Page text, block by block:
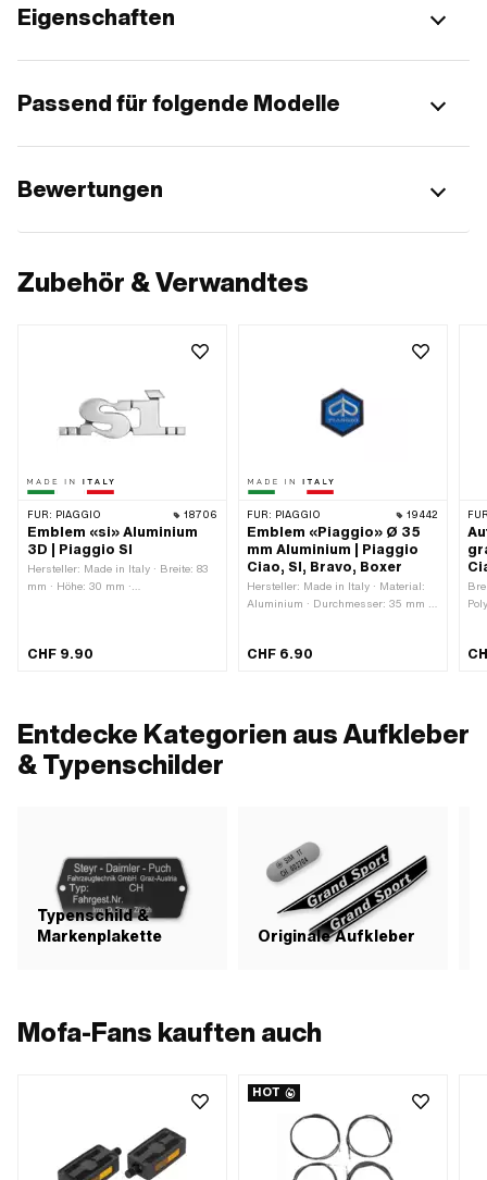
Eigenschaften
Passend für folgende Modelle
Bewertungen
Zubehör & Verwandtes
FÜR: PIAGGIO 18706
Emblem «si» Aluminium
3D | Piaggio SI
Hersteller: Made in Italy · Breite: 83
mm · Höhe: 30 mm ·
CHF 9.90
FÜR: PIAGGIO 19442
Emblem «Piaggio» Ø 35
mm Aluminium | Piaggio
Ciao, SI, Bravo, Boxer
Hersteller: Made in Italy · Material:
Aluminium · Durchmesser: 35 mm ·
CHF 6.90
Entdecke Kategorien aus Aufkleber
& Typenschilder
Typenschild &
Markenplakette
Originale Aufkleber
Mofa-Fans kauften auch
HOT